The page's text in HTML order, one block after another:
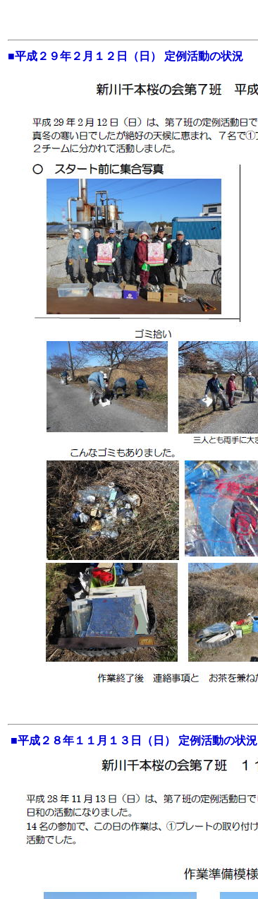
■平成２９年２月１２日（日） 定例活動の状況
■平成２８年１１月１３日（日） 定例活動の状況